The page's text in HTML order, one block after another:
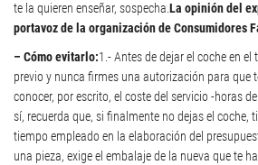
te la quieren enseñar, sospecha.La opinión del
portavoz de la organización de Consumidores
– Cómo evitarlo:1.- Antes de dejar el coche en el
previo y nunca firmes una autorización para que
conocer, por escrito, el coste del servicio -horas
sí, recuerda que, si finalmente no dejas el coche,
tiempo empleado en la elaboración del
una pieza, exige el embalaje de la nueva que te